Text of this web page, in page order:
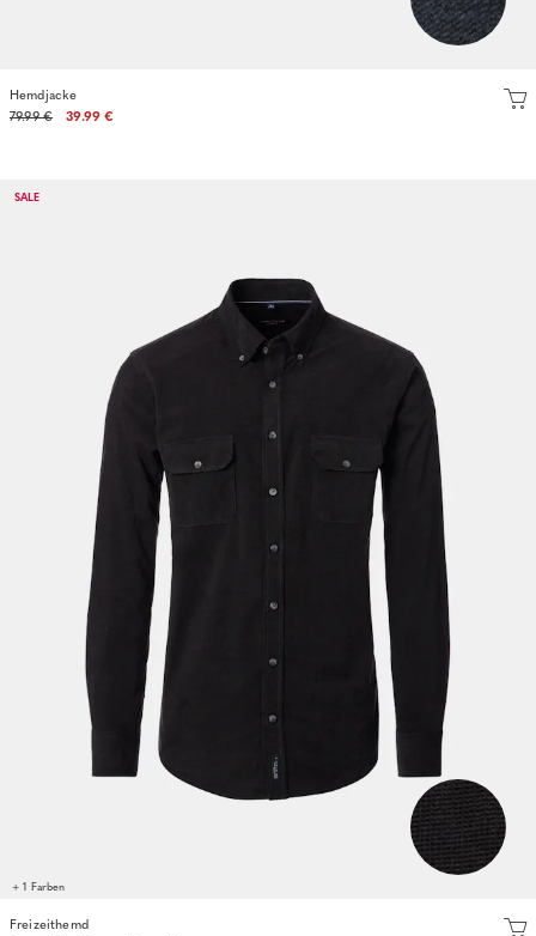
Hemdjacke
79.99 €
39.99 €
SALE
+ 1 Farben
Freizeithemd